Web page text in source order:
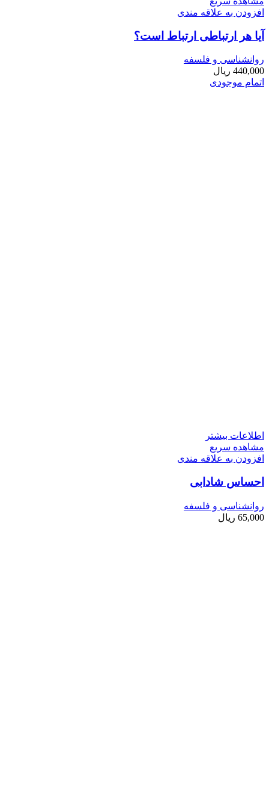
افزودن به علاقه مندی
آیا هر ارتباطی ارتباط است؟
روانشناسی و فلسفه
440,000 ریال
اتمام موجودی
اطلاعات بیشتر
مشاهده سریع
افزودن به علاقه مندی
احساس شادابی
روانشناسی و فلسفه
65,000 ریال